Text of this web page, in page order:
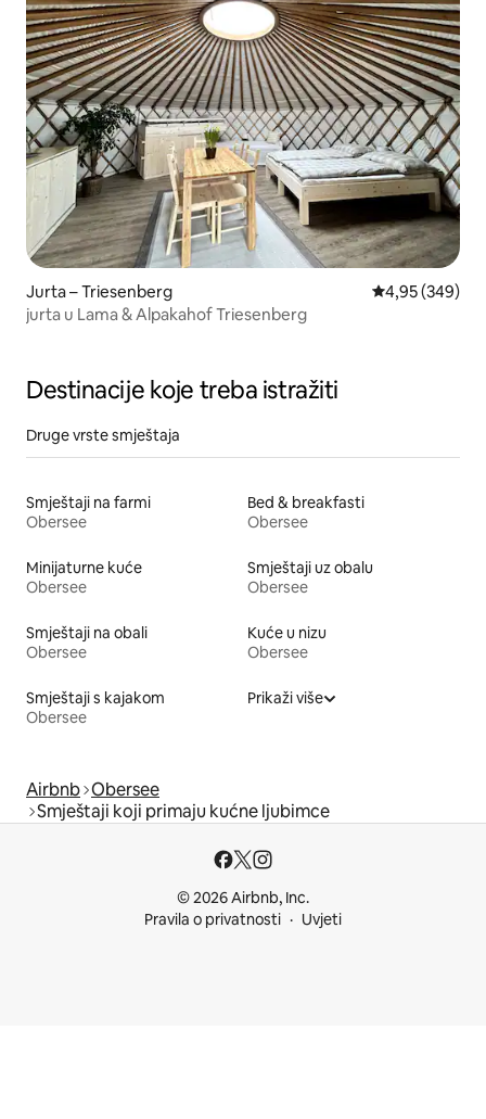
Jurta – Triesenberg Prosječna
4,95 (349)
jurta u Lama & Alpakahof Triesenberg
Destinacije koje treba istražiti
Druge vrste smještaja
Smještaji na farmi
Obersee
Bed & breakfasti
Obersee
Minijaturne kuće
Obersee
Smještaji uz obalu
Obersee
Smještaji na obali
Obersee
Kuće u nizu
Obersee
Smještaji s kajakom
Obersee
Prikaži više
Airbnb Obersee
Smještaji koji primaju kućne ljubimce
© 2026 Airbnb, Inc.
Pravila o privatnosti
Uvjeti